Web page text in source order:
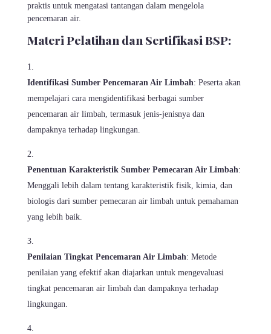
praktis untuk mengatasi tantangan dalam mengelola
pencemaran air.
Materi Pelatihan dan Sertifikasi BSP:
Identifikasi Sumber Pencemaran Air Limbah: Peserta akan
mempelajari cara mengidentifikasi berbagai sumber
pencemaran air limbah, termasuk jenis-jenisnya dan
dampaknya terhadap lingkungan.
Penentuan Karakteristik Sumber Pemecaran Air Limbah:
Menggali lebih dalam tentang karakteristik fisik, kimia, dan
biologis dari sumber pemecaran air limbah untuk pemahaman
yang lebih baik.
Penilaian Tingkat Pencemaran Air Limbah: Metode
penilaian yang efektif akan diajarkan untuk mengevaluasi
tingkat pencemaran air limbah dan dampaknya terhadap
lingkungan.